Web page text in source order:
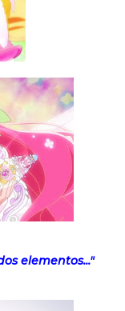
elementos..."